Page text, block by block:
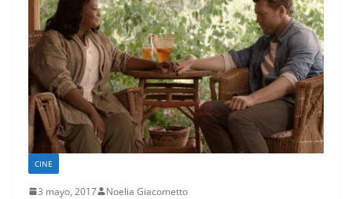
CINE
3 mayo, 2017 Noelia Giacometto